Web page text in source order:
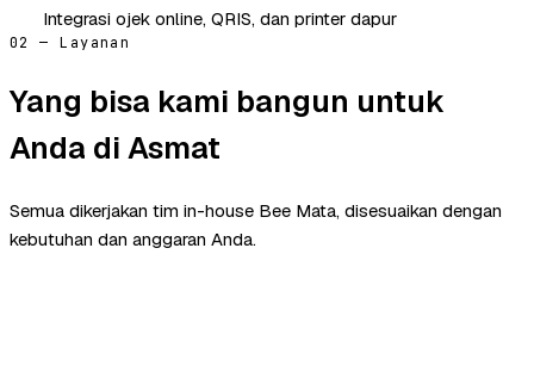
Integrasi ojek online, QRIS, dan printer dapur
02 — Layanan
Yang bisa kami bangun untuk
Anda di Asmat
Semua dikerjakan tim in-house Bee Mata, disesuaikan dengan
kebutuhan dan anggaran Anda.